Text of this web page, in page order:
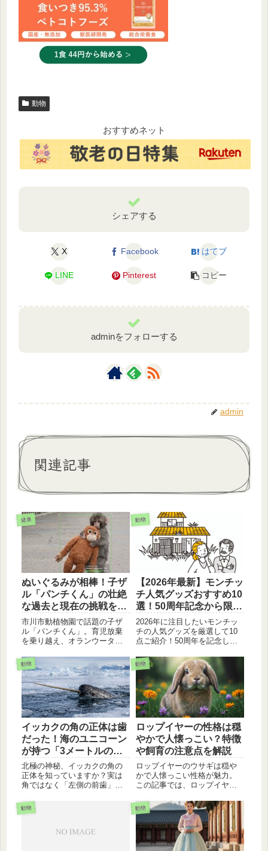
動物
おすすめネット
シェアする
X Facebook はてブ
LINE Pinterest コピー
adminをフォローする
admin
関連記事
健康
ぬいぐるみが相棒！子ザ
ル「パンチくん」の壮絶
な過去と現在の挑戦を追
う
市川市動植物園で話題の子ザ
ル「パンチくん」。育児放棄
を乗り越え、オランウータン
が、サル山の群れへ合流する
までの成長記録をまとめまし
た。現在までの歩みや群れで
の暮らしをブログ風に詳しく
解説します。
動物
【2026年最新】モンチッ
チ人気グッズおすすめ10
選！50周年記念から限定
コラボまで紹介。
2026年に注目したいモンチッ
チの人気グッズを厳選して10
点ご紹介！50周年を記念した
題のレトロ喫茶シリーズ、実
用的な雑貨まで。今のトレン
ドが丸わかり！ファン必見の
最新情報をお届けします。
動物
イッカクの角の正体は歯
だった！海のユニコーン
が持つ「3メートルの
槍」の驚くべき機能
北極の神秘、イッカクの角の
正体を知っていますか？実は
角ではなく「左側の前歯」が
びるのか、何のためにあるの
か。最新研究でわかった「超
きの機能や、中世のユニコー
動物
ロップイヤーの性格は穏
やかで人懐っこい？特徴
や飼育の注意点を解説
ロップイヤーのウサギは穏や
かで人懐っこい性格が魅力。
この記事では、ロップイヤー
賢い一面、飼育する上での注
意点（環境、温度、食事、健
康管理、コミュニケーショ
ン）を詳しく解説します。
動物 動物